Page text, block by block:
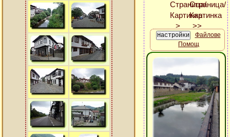
Файлове
Помощ